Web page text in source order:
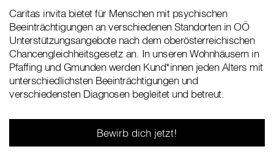
Caritas invita bietet für Menschen mit psychischen
Beeinträchtigungen an verschiedenen Standorten in OÖ
Unterstützungsangebote nach dem oberösterreichischen
Chancengleichheitsgesetz an. In unseren Wohnhäusern in
Pfaffing und Gmunden werden Kund*innen jeden Alters mit
unterschiedlichsten Beeinträchtigungen und
verschiedensten Diagnosen begleitet und betreut.
Bewirb dich jetzt!